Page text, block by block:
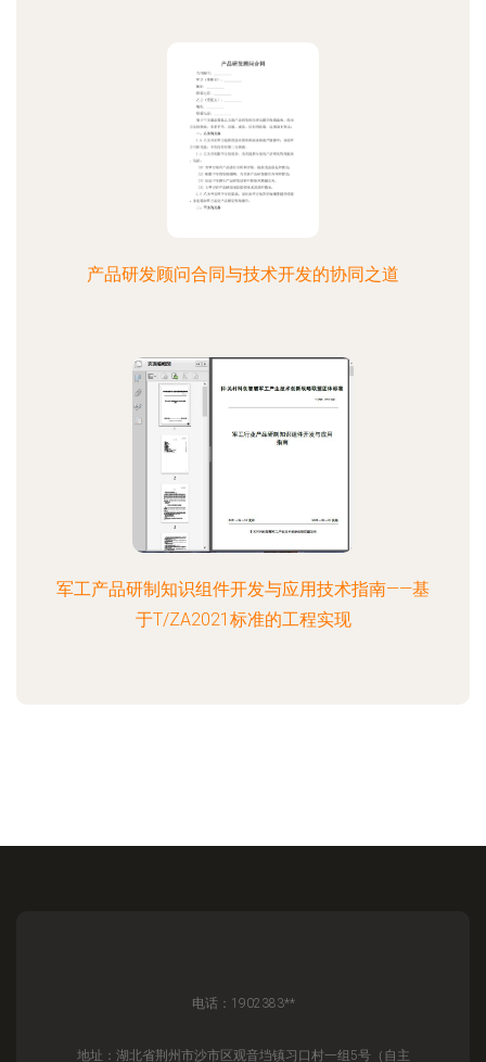
产品研发顾问合同与技术开发的协同之道
军工产品研制知识组件开发与应用技术指南——基
于T/ZA2021标准的工程实现
电话：1902383**
地址：湖北省荆州市沙市区观音垱镇习口村一组5号（自主